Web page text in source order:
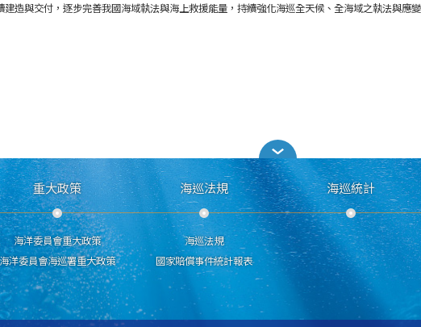
造與交付，逐步完善我國海域執法與海上救援能量，持續強化海巡全天候、全海域之執法與應
重大政策
海洋委員會重大政策
海洋委員會海巡署重大政策
海巡法規
海巡法規
國家賠償事件統計報表
海巡統計